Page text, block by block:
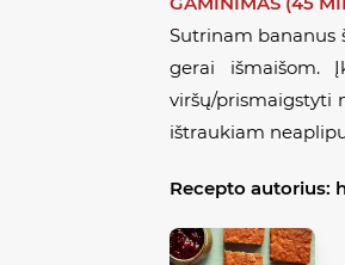
Sutrinam bananus
gerai išmaišom.
viršų/prismaigstyti
ištraukiam
Recepto autorius: